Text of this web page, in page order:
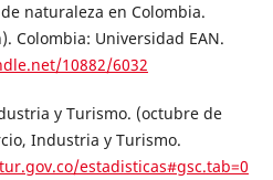
naturaleza en Colombia.
Colombia: Universidad EAN.
10882/6032
y Turismo. (octubre de
Industria y Turismo.
estadisticas#gsc.tab=0